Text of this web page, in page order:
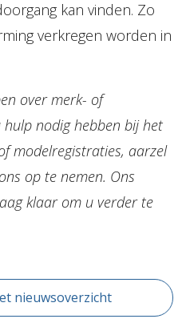
kan vinden. Zo
verkregen worden in
over merk- of
nodig hebben bij het
modelregistraties, aarzel
op te nemen. Ons
klaar om u verder te
nieuwsoverzicht